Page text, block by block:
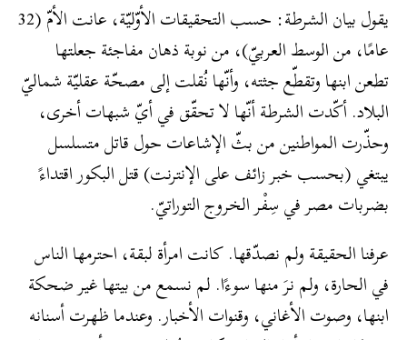
يقول بيان الشرطة: حسب التحقيقات الأوّليّة، عانت الأمّ (32
عامًا، من الوسط العربيّ)، من نوبة ذهان مفاجئة جعلتها
تطعن ابنها وتقطّع جثته، وأنّها نُقلت إلى مصحّة عقليّة شماليّ
البلاد. أكّدت الشرطة أنّها لا تحقّق في أيّ شبهات أخرى،
وحذّرت المواطنين من بثّ الإشاعات حول قاتل متسلسل
يبتغي (بحسب خبر زائف على الإنترنت) قتل البكور اقتداءً
بضربات مصر في سِفْر الخروج التوراتيّ.
عرفنا الحقيقة ولم نصدّقها. كانت امرأة لبقة، احترمها الناس
في الحارة، ولم نرَ منها سوءًا. لم نسمع من بيتها غير ضحكة
ابنها، وصوت الأغاني، وقنوات الأخبار. وعندما ظهرت أسنانه